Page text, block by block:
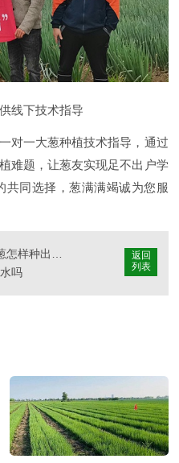
线下技术指导
对一大葱种植技术指导，通过
难题，让葱友实现足不出户学
共同选择，葱满满竭诚为您服
返回
列表
怎样栽葱才能长得快?葱怎样种出的又快又好?
吗